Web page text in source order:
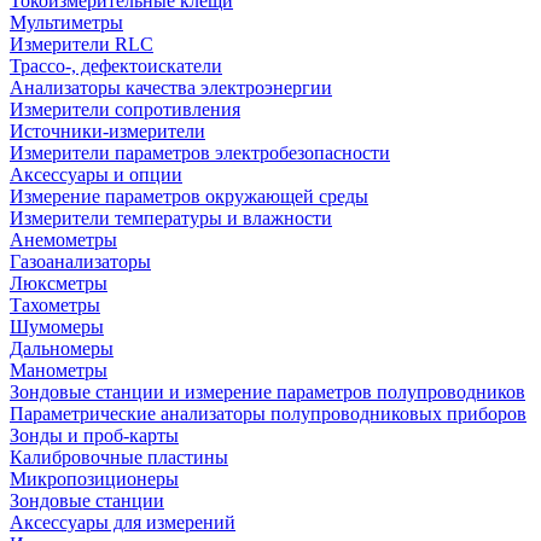
Мультиметры
Измерители RLC
Трассо-, дефектоискатели
Анализаторы качества электроэнергии
Измерители сопротивления
Источники-измерители
Измерители параметров электробезопасности
Аксессуары и опции
Измерение параметров окружающей среды
Измерители температуры и влажности
Анемометры
Газоанализаторы
Люксметры
Тахометры
Шумомеры
Дальномеры
Манометры
Зондовые станции и измерение параметров полупроводников
Параметрические анализаторы полупроводниковых приборов
Зонды и проб-карты
Калибровочные пластины
Микропозиционеры
Зондовые станции
Аксессуары для измерений